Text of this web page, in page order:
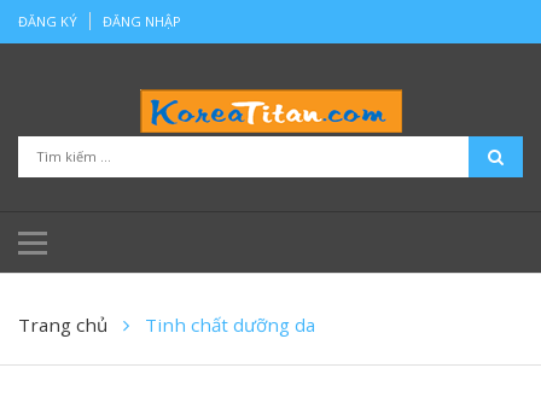
ĐĂNG KÝ ĐĂNG NHẬP
Trang chủ Tinh chất dưỡng da